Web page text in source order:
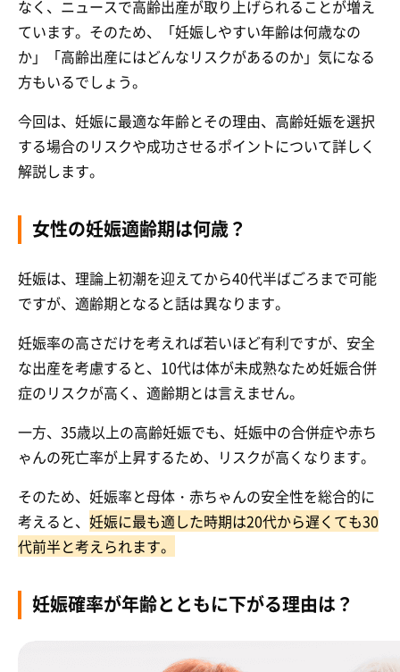
なく、ニュースで高齢出産が取り上げられることが増え
ています。そのため、「妊娠しやすい年齢は何歳なの
か」「高齢出産にはどんなリスクがあるのか」気になる
方もいるでしょう。
今回は、妊娠に最適な年齢とその理由、高齢妊娠を選択
する場合のリスクや成功させるポイントについて詳しく
解説します。
女性の妊娠適齢期は何歳？
妊娠は、理論上初潮を迎えてから40代半ばごろまで可能
ですが、適齢期となると話は異なります。
妊娠率の高さだけを考えれば若いほど有利ですが、安全
な出産を考慮すると、10代は体が未成熟なため妊娠合併
症のリスクが高く、適齢期とは言えません。
一方、35歳以上の高齢妊娠でも、妊娠中の合併症や赤ち
ゃんの死亡率が上昇するため、リスクが高くなります。
そのため、妊娠率と母体・赤ちゃんの安全性を総合的に
考えると、 妊娠に最も適した時期は20代から遅くても30
代前半と考えられます。
妊娠確率が年齢とともに下がる理由は？